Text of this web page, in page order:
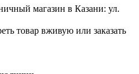
магазин в Казани: ул.
товар вживую или заказать